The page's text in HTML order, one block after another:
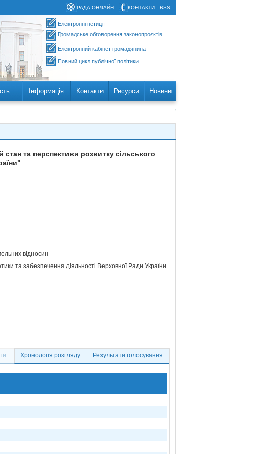
RSS
КОНТАКТИ
РАДА ОНЛАЙН
Електронні петиції
Громадське обговорення законопроєктів
Електронний кабінет громадянина
Повний цикл публічної політики
Інформація Контакти Ресурси Новини
та перспективи розвитку сільського
відносин
та забезпечення діяльності Верховної Ради України
Хронологія розгляду Результати голосування